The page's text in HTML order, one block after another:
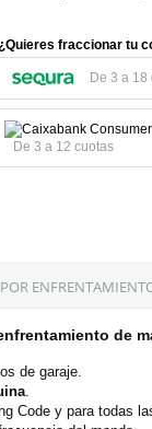
fraccionar tu
De 3 a 18
De 3 a 12 cuotas
de
de garaje.
.
Code y para todas